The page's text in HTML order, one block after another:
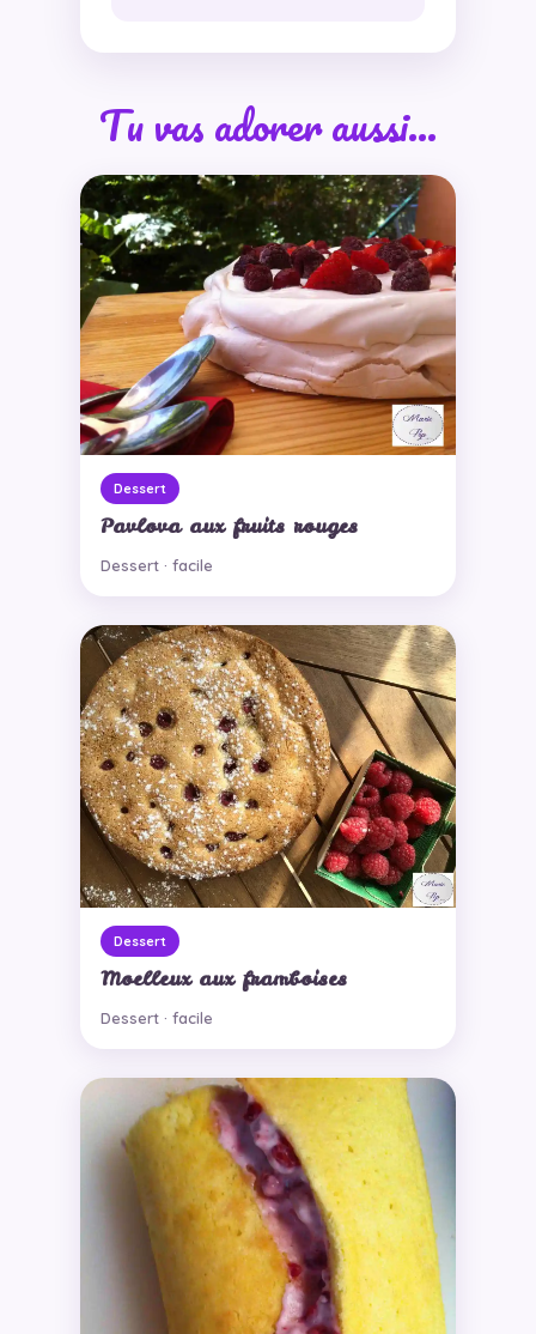
Tu vas adorer aussi…
Dessert
Pavlova aux fruits rouges
Dessert · facile
Dessert
Moelleux aux framboises
Dessert · facile